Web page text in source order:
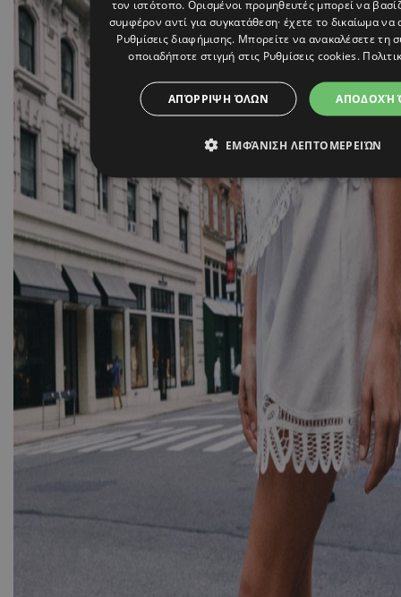
τον ιστότοπο. Ορισμένοι προμηθευτές μπορεί να
συμφέρον αντί για συγκατάθεση· έχετε το δικαίωμα να
Ρυθμίσεις διαφήμισης. Μπορείτε να ανακαλέσετε τη
οποιαδήποτε στιγμή στις Ρυθμίσεις cookies.
ΑΠΟΔΟΧΉ
ΑΠΌΡΡΙΨΗ ΌΛΩΝ
ΕΜΦΆΝΙΣΗ ΛΕΠΤΟΜΕΡΕΙΏΝ